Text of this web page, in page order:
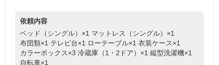
依頼内容
ベッド（シングル）×1 マットレス（シングル）×1
布団類×1 テレビ台×1 ローテーブル×1 衣装ケース×1
カラーボックス×3 冷蔵庫（1・2ドア）×1 縦型洗濯機×1
自転車×1